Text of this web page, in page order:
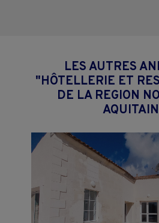
LES AUTRES
"HÔTELLERIE ET
DE LA REGION